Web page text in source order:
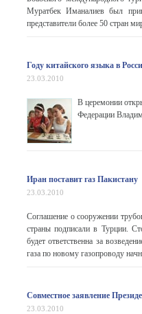
Муратбек Иманалиев был
представители более 50 стран
Году китайского языка в
23.03.2010
В церемонии
Федерации
Иран поставит газ Пакистану
23.03.2010
Соглашение о сооружении
страны подписали в Турции.
будет ответственна за
газа по новому газопроводу
Совместное заявление
23.03.2010